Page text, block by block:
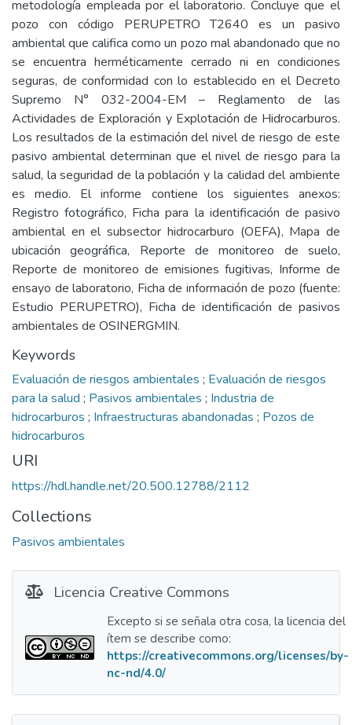
metodología empleada por el laboratorio. Concluye que el
pozo con código PERUPETRO T2640 es un pasivo
ambiental que califica como un pozo mal abandonado que no
se encuentra herméticamente cerrado ni en condiciones
seguras, de conformidad con lo establecido en el Decreto
Supremo N° 032-2004-EM – Reglamento de las
Actividades de Exploración y Explotación de Hidrocarburos.
Los resultados de la estimación del nivel de riesgo de este
pasivo ambiental determinan que el nivel de riesgo para la
salud, la seguridad de la población y la calidad del ambiente
es medio. El informe contiene los siguientes anexos:
Registro fotográfico, Ficha para la identificación de pasivo
ambiental en el subsector hidrocarburo (OEFA), Mapa de
ubicación geográfica, Reporte de monitoreo de suelo,
Reporte de monitoreo de emisiones fugitivas, Informe de
ensayo de laboratorio, Ficha de información de pozo (fuente:
Estudio PERUPETRO), Ficha de identificación de pasivos
ambientales de OSINERGMIN.
Keywords
Evaluación de riesgos ambientales ; Evaluación de riesgos
para la salud ; Pasivos ambientales ; Industria de
hidrocarburos ; Infraestructuras abandonadas ; Pozos de
hidrocarburos
URI
https://hdl.handle.net/20.500.12788/2112
Collections
Pasivos ambientales
Licencia Creative Commons
Excepto si se señala otra cosa, la licencia del
ítem se describe como:
https://creativecommons.org/licenses/by-
nc-nd/4.0/